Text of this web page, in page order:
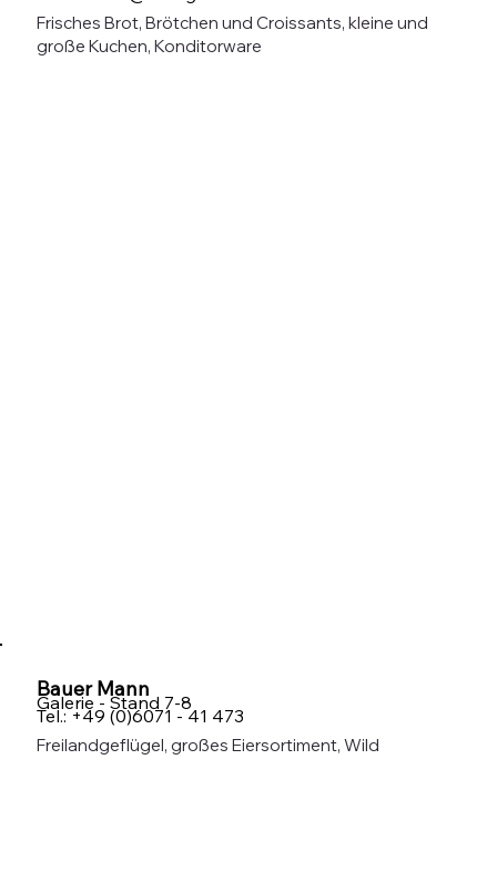
Frisches Brot, Brötchen und Croissants, kleine und
große Kuchen, Konditorware
Bauer Mann
Galerie - Stand 7-8
Tel.: +49 (0)6071 - 41 473
Freilandgeflügel, großes Eiersortiment, Wild